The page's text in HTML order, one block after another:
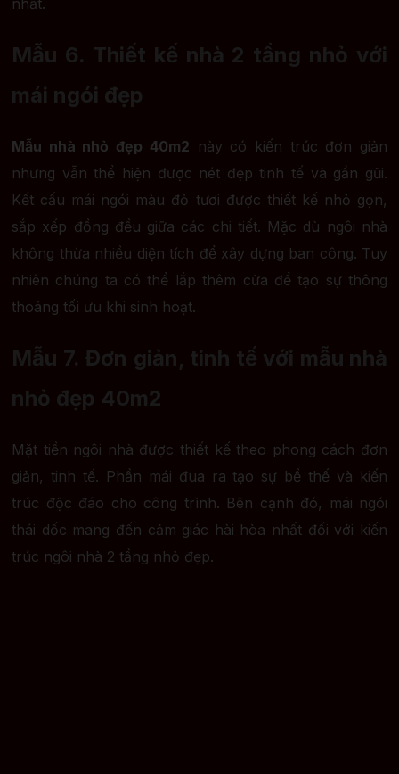
Mẫu 6. Thiết kế nhà 2 tầng nhỏ với
mái ngói đẹp
Mẫu nhà nhỏ đẹp 40m2 này có kiến trúc đơn giản
nhưng vẫn thể hiện được nét đẹp tinh tế và gần gũi.
Kết cấu mái ngói màu đỏ tươi được thiết kế nhỏ gọn,
sắp xếp đồng đều giữa các chi tiết. Mặc dù ngôi nhà
không thừa nhiều diện tích để xây dựng ban công. Tuy
nhiên chúng ta có thể lắp thêm cửa để tạo sự thông
thoáng tối ưu khi sinh hoạt.
Mẫu 7. Đơn giản, tinh tế với mẫu nhà
nhỏ đẹp 40m2
Mặt tiền ngôi nhà được thiết kế theo phong cách đơn
giản, tinh tế. Phần mái đua ra tạo sự bề thế và kiến
trúc độc đáo cho công trình. Bên cạnh đó, mái ngói
thái dốc mang đến cảm giác hài hòa nhất đối với kiến
trúc ngôi nhà 2 tầng nhỏ đẹp.